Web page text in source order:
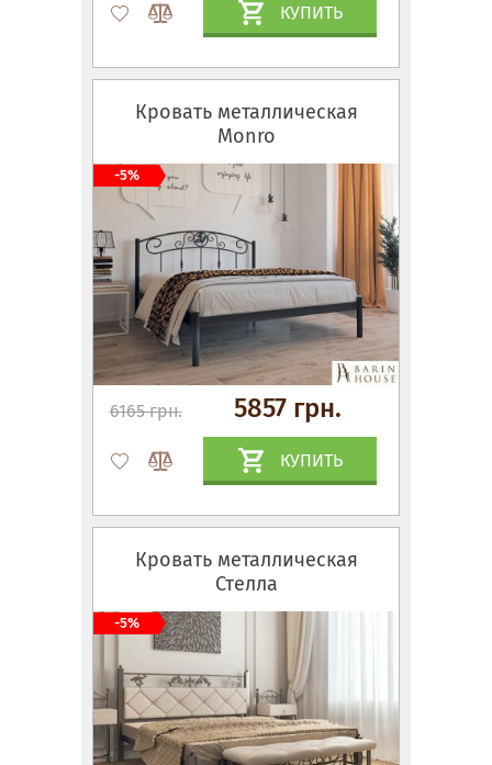
КУПИТЬ
Кровать металлическая
Monro
6165 грн. 5857 грн.
КУПИТЬ
-5%
Кровать металлическая
Стелла
-5%